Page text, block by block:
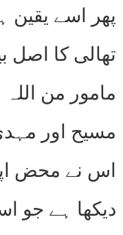
پھر اسے یقین
تھالی کا اصل
مامور من
مسیح اور
اس نے محض
دیکھا ہے جو